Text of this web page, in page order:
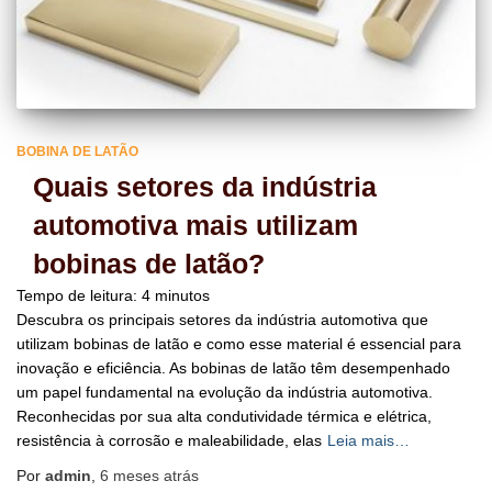
BOBINA DE LATÃO
Quais setores da indústria
automotiva mais utilizam
bobinas de latão?
Tempo de leitura: 4 minutos
Descubra os principais setores da indústria automotiva que
utilizam bobinas de latão e como esse material é essencial para
inovação e eficiência. As bobinas de latão têm desempenhado
um papel fundamental na evolução da indústria automotiva.
Reconhecidas por sua alta condutividade térmica e elétrica,
resistência à corrosão e maleabilidade, elas Leia mais…
Por admin 6 meses atrás